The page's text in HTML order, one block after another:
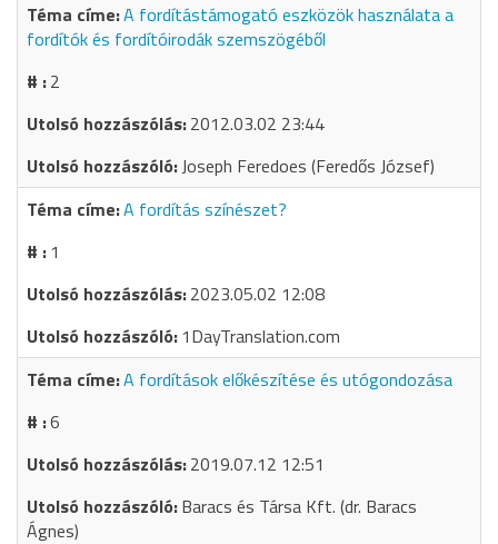
A fordítástámogató eszközök használata a
fordítók és fordítóirodák szemszögéből
2
2012.03.02 23:44
Joseph Feredoes (Feredős József)
A fordítás színészet?
1
2023.05.02 12:08
1DayTranslation.com
A fordítások előkészítése és utógondozása
6
2019.07.12 12:51
Baracs és Társa Kft. (dr. Baracs
Ágnes)